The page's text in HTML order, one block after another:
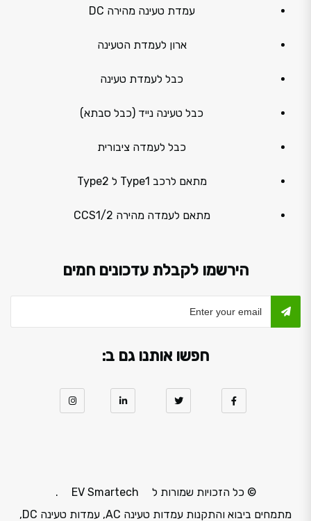
עמדת טעינה מהירה DC
ארון לעמדת הטעינה
כבל לעמדת טעינה
כבל טעינה נייד (כבל סבתא)
כבל לעמדה ציבורית
מתאם לרכב Type1 ל Type2
מתאם לעמדה מהירה CCS1/2
הירשמו לקבלת עדכונים חמים
חפשו אותנו גם ב:
© כל הזכויות שמורות ל EV Smartech
.
מתמחים ביבוא והתקנות עמדות טעינה AC, עמדות טעינה DC,